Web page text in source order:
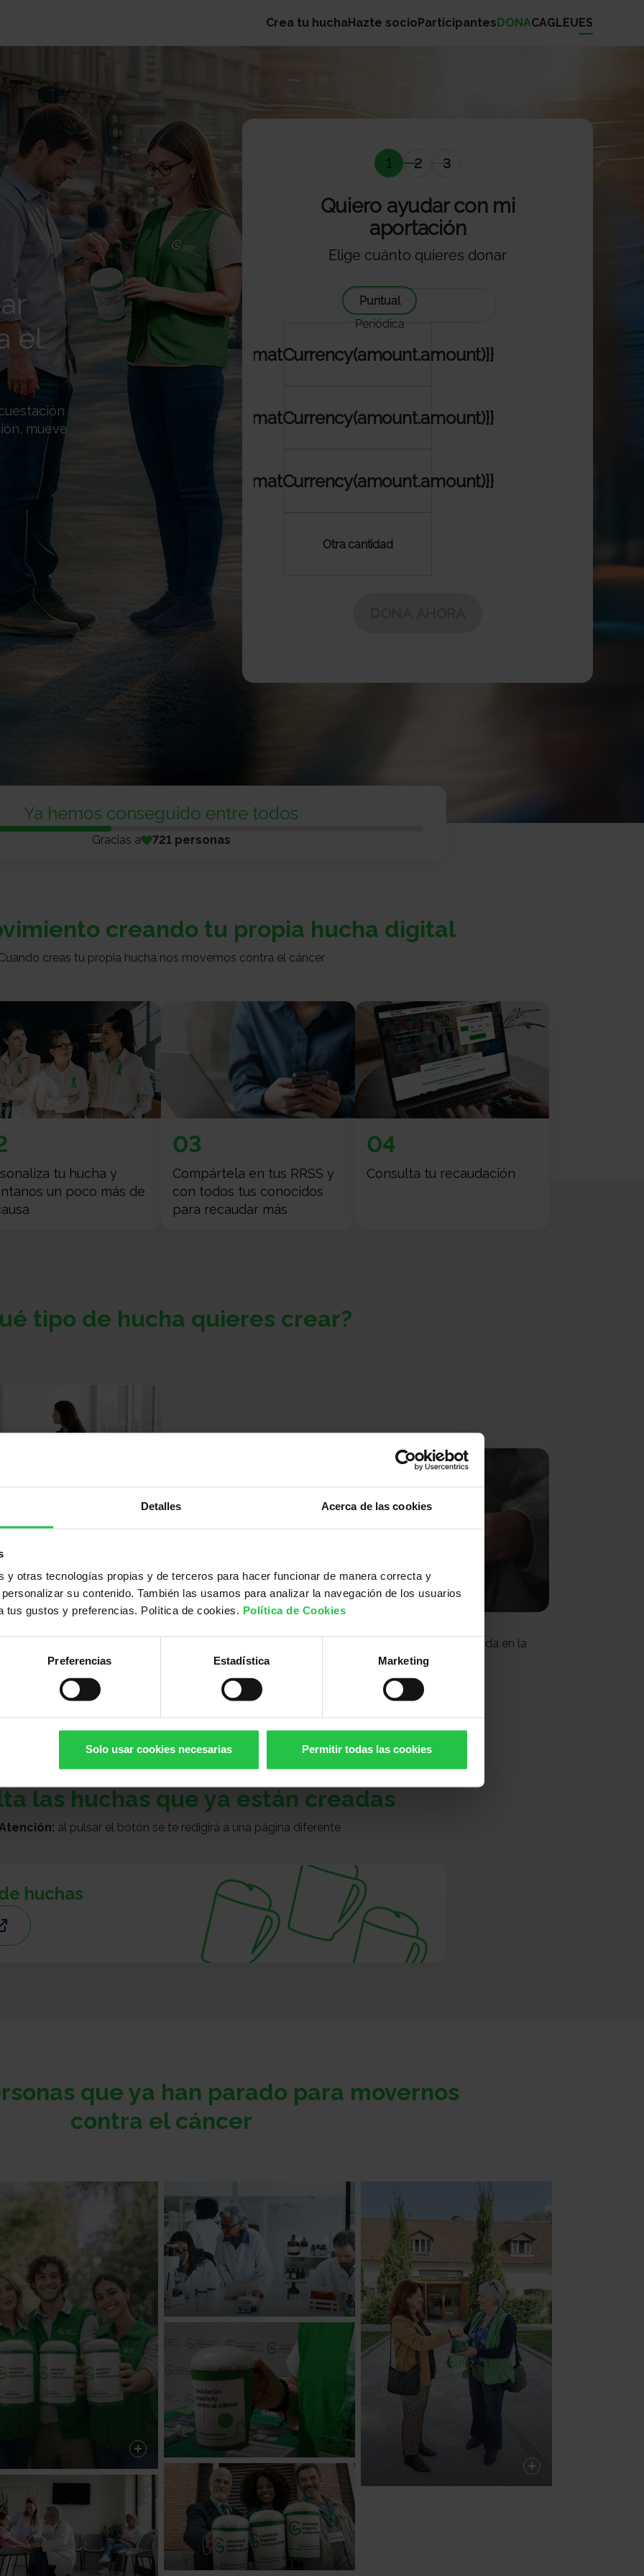
Detalles Acerca de las cookies
y otras tecnologías propias y de terceros para hacer funcionar de manera correcta y
su contenido. También las usamos para analizar la navegación de los usuarios
tus gustos y preferencias. Política de cookies. Política de Cookies
Preferencias Estadística Marketing
Solo usar cookies necesarias Permitir todas las cookies
Crea tu huchaHazte socio Participantes DONACAGL EU ES
Ya hemos conseguido entre todos
Gracias a 721 personas
el
mueve
creando tu propia hucha digital
creas tu propia hucha nos movemos contra el cáncer
tu hucha y
un poco más de
03
Compártela en tus RRSS y
con todos tus conocidos
para recaudar más
04
Consulta tu recaudación
tipo de hucha quieres crear?
como equipo apoyar el
cáncer
Crea tu propia hucha para recaudar de forma personalizada en la
campaña de cuestación.
CREAR HUCHA
las huchas que ya están creadas
al pulsar el botón se te redigirá a una página diferente
huchas
que ya han parado para movernos
contra el cáncer